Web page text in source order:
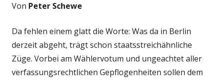
Von Peter Schewe
Da fehlen einem glatt die Worte: Was da in Berlin
derzeit abgeht, trägt schon staatsstreichähnliche
Züge. Vorbei am Wählervotum und ungeachtet aller
verfassungsrechtlichen Gepflogenheiten sollen dem